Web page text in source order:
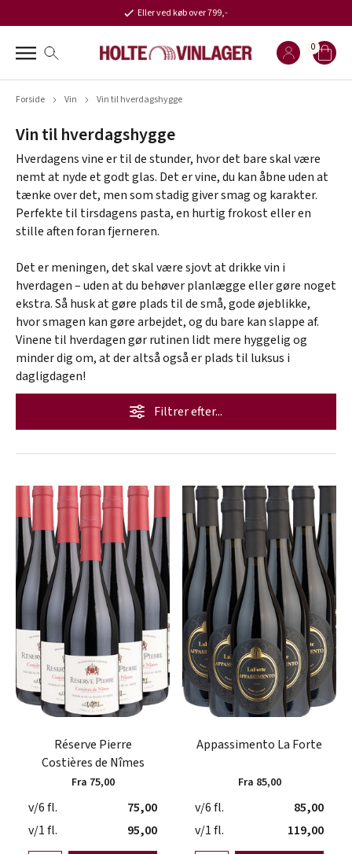
Eller ved køb over 799,-
0
Forside Vin Vin til hverdagshygge
Vin til hverdagshygge
Hverdagens vine er til de stunder, hvor det bare skal være
nemt at nyde et godt glas. Det er vine, du kan åbne uden at
tænke over det, men som stadig giver smag og karakter.
Perfekte til tirsdagens pasta, en hurtig frokost eller en
stille aften foran fjerneren.
Det er meningen, det skal være sjovt at drikke vin i
hverdagen – uden at du behøver planlægge eller gøre noget
ekstra. Så husk at gøre plads til de små, gode øjeblikke,
hvor smagen kan gøre arbejdet, og du bare kan slappe af.
Vinene til hverdagen gør rutinen lidt mere hyggelig og
minder dig om, at der altså også er plads til luksus i
dagligdagen!
Filtrer efter...
Réserve Pierre
Costières de Nîmes
Fra 75,00
v/6 fl.
75,00
v/1 fl.
95,00
Appassimento La Forte
Fra 85,00
v/6 fl.
85,00
v/1 fl.
119,00